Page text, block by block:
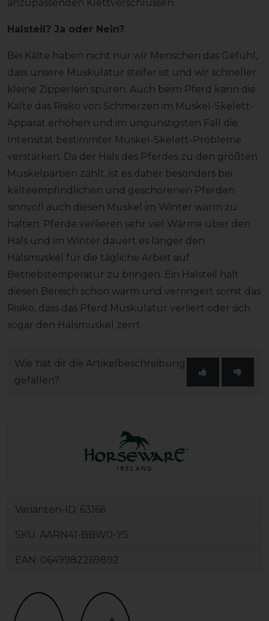
anzupassenden Klettverschlüssen.
Halsteil? Ja oder Nein?
Bei Kälte haben nicht nur wir Menschen das Gefühl,
dass unsere Muskulatur steifer ist und wir schneller
kleine Zipperlein spüren. Auch beim Pferd kann die
Kälte das Risiko von Schmerzen im Muskel-Skelett-
Apparat erhöhen und im ungünstigsten Fall die
Intensität bestimmter Muskel-Skelett-Probleme
verstärken. Da der Hals des Pferdes zu den größten
Muskelpartien zählt, ist es daher besonders bei
kälteempfindlichen und geschorenen Pferden
sinnvoll auch diesen Muskel im Winter warm zu
halten. Pferde verlieren sehr viel Wärme über den
Hals und im Winter dauert es länger den
Halsmuskel für die tägliche Arbeit auf
Betriebstemperatur zu bringen. Ein Halsteil hält
diesen Bereich schön warm und verringert somit das
Risiko, dass das Pferd Muskulatur verliert oder sich
sogar den Halsmuskel zerrt.
Wie hat dir die Artikelbeschreibung
gefallen?
Varianten-ID: 63166
SKU: AARN41-BBW0-YS
EAN: 0649982269892